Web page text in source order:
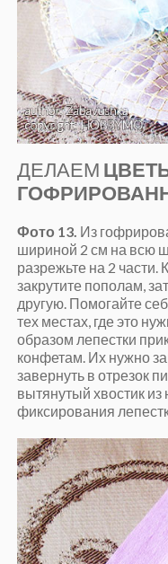
ДЕЛАЕМ
Фото 13. Из
шириной 2 см на всю
разрежьте на 2 части.
закрутите пополам,
другую. Помогайте
тех местах, где это
образом лепестки
конфетам. Их нужно
завернуть в отрезок
вытянутый хвостик
фиксирования